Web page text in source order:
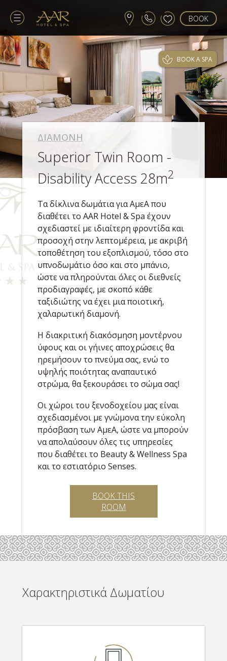
BOOK A SPA
BOOK
ΔΙΑΜΟΝΗ
Superior Twin Room -
Disability Access 28m2
Τα δίκλινα δωμάτια για ΑμεΑ που
διαθέτει το AAR Hotel & Spa έχουν
σχεδιαστεί με ιδιαίτερη φροντίδα και
προσοχή στην λεπτομέρεια, με ακριβή
τοποθέτηση του εξοπλισμού, τόσο στο
υπνοδωμάτιο όσο και στο μπάνιο,
ώστε να πληρούνται όλες οι διεθνείς
προδιαγραφές, με σκοπό κάθε
ταξιδιώτης να έχει μια ποιοτική,
χαλαρωτική διαμονή.
Η διακριτική διακόσμηση μοντέρνου
ύφους και οι γήινες αποχρώσεις θα
ηρεμήσουν το πνεύμα σας, ενώ το
υψηλής ποιότητας αναπαυτικό
στρώμα, θα ξεκουράσει το σώμα σας!
Οι χώροι του ξενοδοχείου μας είναι
σχεδιασμένοι με γνώμονα την εύκολη
πρόσβαση των ΑμεΑ, ώστε να μπορούν
να απολαύσουν όλες τις υπηρεσίες
που διαθέτει το Beauty & Wellness Spa
και το εστιατόριο Senses.
BOOK THIS
ROOM
Χαρακτηριστικά Δωματίου